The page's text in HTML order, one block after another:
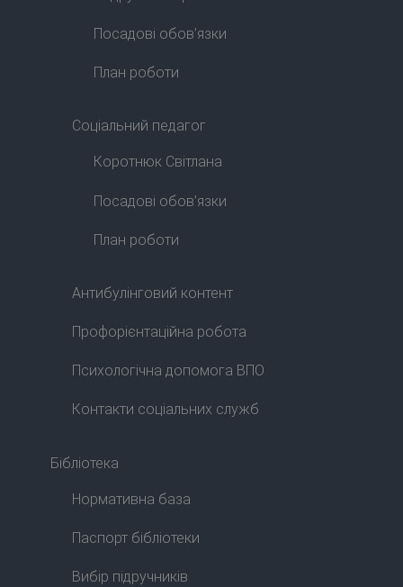
Посадові обов’язки
План роботи
Соціальний педагог
Коротнюк Світлана
Посадові обов’язки
План роботи
Антибулінговий контент
Профорієнтаційна робота
Психологічна допомога ВПО
Контакти соціальних служб
Бібліотека
Нормативна база
Паспорт бібліотеки
Вибір підручників